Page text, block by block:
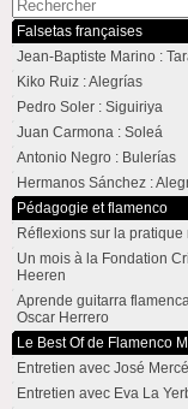
Falsetas françaises
Jean-Baptiste Marino :
Kiko Ruiz : Alegrías
Pedro Soler : Siguiriya
Juan Carmona : Soleá
Antonio Negro : Bulerías
Hermanos Sánchez :
Pédagogie et flamenco
Réflexions sur la pratique
Un mois à la Fondation
Heeren
Aprende guitarra
Oscar Herrero
Le Best Of de Flamenco
Entretien avec José Mercé
Entretien avec Eva La